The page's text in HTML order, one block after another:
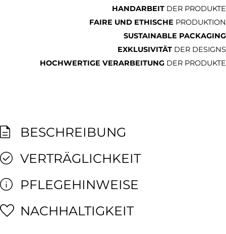
HANDARBEIT DER PRODUKTE
FAIRE UND ETHISCHE PRODUKTION
SUSTAINABLE PACKAGING
EXKLUSIVITÄT DER DESIGNS
HOCHWERTIGE VERARBEITUNG DER PRODUKTE
BESCHREIBUNG
VERTRÄGLICHKEIT
PFLEGEHINWEISE
NACHHALTIGKEIT